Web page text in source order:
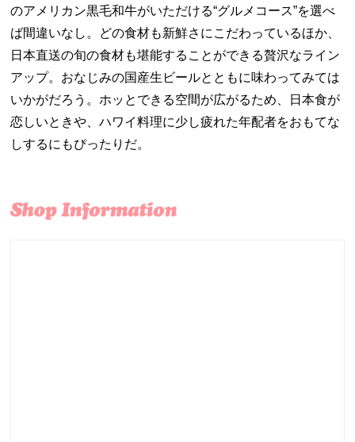
のアメリカン黒毛和牛がいただける“グルメコース”を選べ
ば間違いなし。どの食材も新鮮さにこだわっているほか、
日本直送の旬の食材も堪能することができる贅沢なライン
アップ。おなじみの国産生ビールとともに味わってみては
いかがだろう。ホッとできる空間が広がるため、日本食が
恋しいときや、ハワイ料理に少し疲れた年配者をおもてな
しするにもぴったりだ。